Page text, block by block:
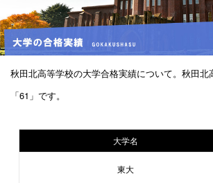
秋田北高等学校の大学合格実績について。秋田北
「61」です。
大学名
東大